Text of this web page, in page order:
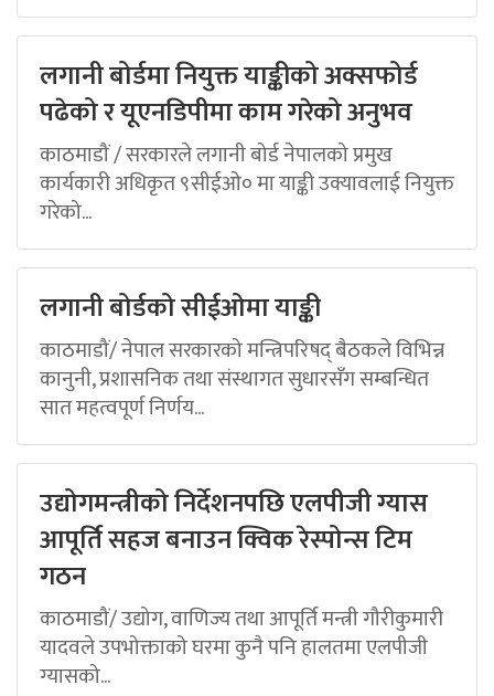
लगानी बोर्डमा नियुक्त याङ्कीको अक्सफोर्ड
पढेको र यूएनडिपीमा काम गरेको अनुभव
काठमाडौं / सरकारले लगानी बोर्ड नेपालको प्रमुख
कार्यकारी अधिकृत ९सीईओ० मा याङ्की उक्यावलाई नियुक्त
गरेको...
लगानी बोर्डको सीईओमा याङ्की
काठमाडौं/ नेपाल सरकारको मन्त्रिपरिषद् बैठकले विभिन्न
कानुनी, प्रशासनिक तथा संस्थागत सुधारसँग सम्बन्धित
सात महत्वपूर्ण निर्णय...
उद्योगमन्त्रीको निर्देशनपछि एलपीजी ग्यास
आपूर्ति सहज बनाउन क्विक रेस्पोन्स टिम
गठन
काठमाडौं/ उद्योग, वाणिज्य तथा आपूर्ति मन्त्री गौरीकुमारी
यादवले उपभोक्ताको घरमा कुनै पनि हालतमा एलपीजी
ग्यासको...